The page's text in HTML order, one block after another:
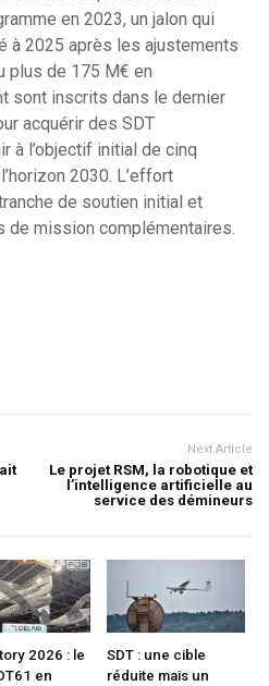
en 2023, un jalon qui
à 2025 après les ajustements
plus de 175 M€ en
sont inscrits dans le dernier
acquérir des SDT
à l’objectif initial de cinq
2030. L’effort
de soutien initial et
de mission complémentaires.
Next Article
Le projet RSM, la robotique et
l’intelligence artificielle au
service des démineurs
2026 : le
en
SDT : une cible
réduite mais un